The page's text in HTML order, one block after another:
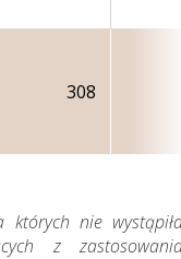
308
nie
z